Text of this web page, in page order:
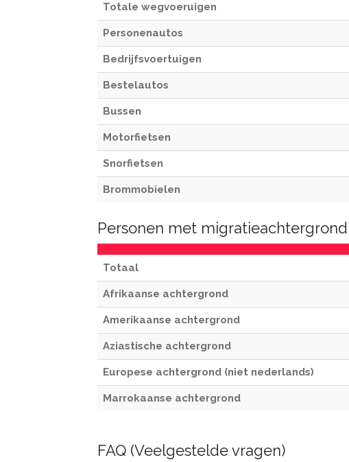
Totale wegvoeruigen
Personenautos
Bedrijfsvoertuigen
Bestelautos
Bussen
Motorfietsen
Snorfietsen
Brommobielen
Personen met
Totaal
Afrikaanse achtergrond
Amerikaanse achtergrond
Aziastische achtergrond
Europese achtergrond (niet nederlands)
Marrokaanse achtergrond
FAQ (Veelgestelde vragen)